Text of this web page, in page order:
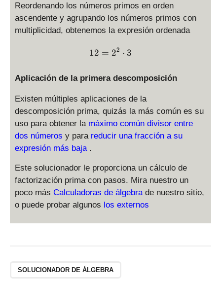
2
Reordenando los números primos en orden
ascendente y agrupando los números primos con
multiplicidad, obtenemos la expresión ordenada
12 = 2^2 \cdot 3
12 = 22 ⋅ 3
Aplicación de la primera descomposición
Existen múltiples aplicaciones de la
descomposición prima, quizás la más común es su
uso para obtener la máximo común divisor entre
dos números y para reducir una fracción a su
expresión más baja .
Este solucionador le proporciona un cálculo de
factorización prima con pasos. Mira nuestro un
poco más Calculadoras de álgebra de nuestro sitio,
o puede probar algunos los externos
SOLUCIONADOR DE ÁLGEBRA